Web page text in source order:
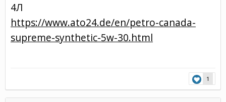
4Л
https://www.ato24.de/en/petro-canada-
supreme-synthetic-5w-30.html
1